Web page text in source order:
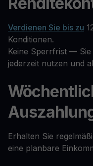
Verdienen Sie bis zu
Konditionen.
Keine Sperrfrist —
jederzeit nutzen und
Erhalten Sie
eine planbare